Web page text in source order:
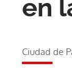
en
Ciudad de